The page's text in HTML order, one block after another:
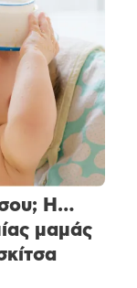
σου; Η…
μαμάς